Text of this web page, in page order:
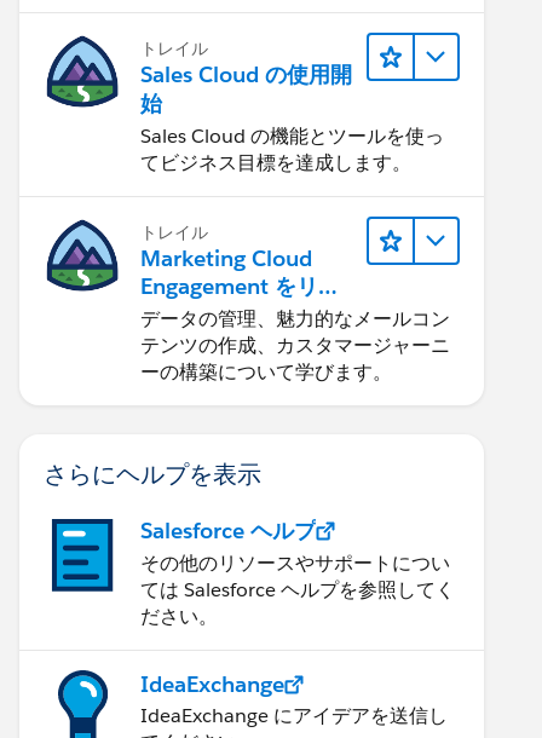
トレイル
Sales Cloud の使用開
始
Sales Cloud の機能とツールを使っ
てビジネス目標を達成します。
トレイル
Marketing Cloud
Engagement をリリ
ースする
データの管理、魅力的なメールコン
テンツの作成、カスタマージャーニ
ーの構築について学びます。
さらにヘルプを表示
Salesforce ヘルプ
その他のリソースやサポートについ
ては Salesforce ヘルプを参照してく
ださい。
IdeaExchange
IdeaExchange にアイデアを送信し